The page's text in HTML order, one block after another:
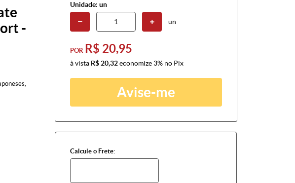
-
Unidade: un
un
POR R$ 20,95
à vista R$ 20,32economize 3% no Pix
Avise-me
Calcule o Frete: